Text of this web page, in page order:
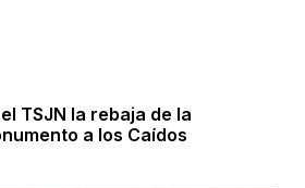
TSJN la rebaja de la
a los Caídos